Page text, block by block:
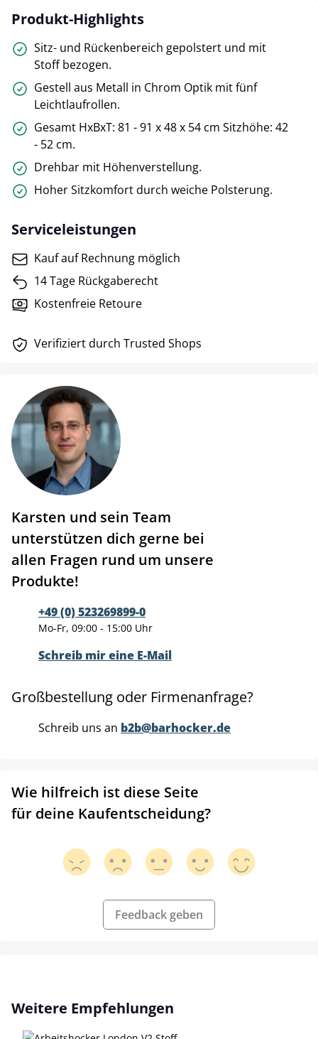
Produkt-Highlights
Sitz- und Rückenbereich gepolstert und mit
Stoff bezogen.
Gestell aus Metall in Chrom Optik mit fünf
Leichtlaufrollen.
Gesamt HxBxT: 81 - 91 x 48 x 54 cm Sitzhöhe: 42
- 52 cm.
Drehbar mit Höhenverstellung.
Hoher Sitzkomfort durch weiche Polsterung.
Serviceleistungen
Kauf auf Rechnung möglich
14 Tage Rückgaberecht
Kostenfreie Retoure
Verifiziert durch Trusted Shops
Karsten und sein Team
unterstützen dich gerne bei
allen Fragen rund um unsere
Produkte!
+49 (0) 523269899-0
Mo-Fr, 09:00 - 15:00 Uhr
Schreib mir eine E-Mail
Großbestellung oder Firmenanfrage?
Schreib uns an b2b@barhocker.de
Wie hilfreich ist diese Seite
für deine Kaufentscheidung?
Feedback geben
Produktgalerie überspringen
Weitere Empfehlungen